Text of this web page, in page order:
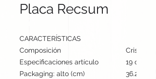
Placa Recsum
CARACTERÍSTICAS
Composición
Cristal
Especificaciones artículo
19 cm /
Packaging: alto (cm)
36.2